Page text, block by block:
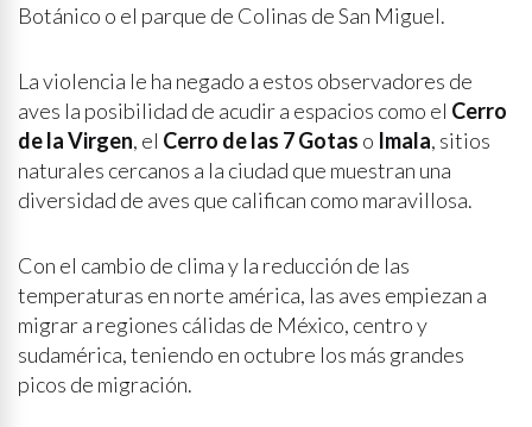
Botánico o el parque de Colinas de San Miguel.
La violencia le ha negado a estos observadores de
aves la posibilidad de acudir a espacios como el Cerro
de la Virgen, el Cerro de las 7 Gotas o Imala, sitios
naturales cercanos a la ciudad que muestran una
diversidad de aves que califican como maravillosa.
Con el cambio de clima y la reducción de las
temperaturas en norte américa, las aves empiezan a
migrar a regiones cálidas de México, centro y
sudamérica, teniendo en octubre los más grandes
picos de migración.